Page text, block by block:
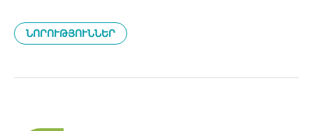
ՆՈՐՈՒԹՅՈՒՆՆԵՐ